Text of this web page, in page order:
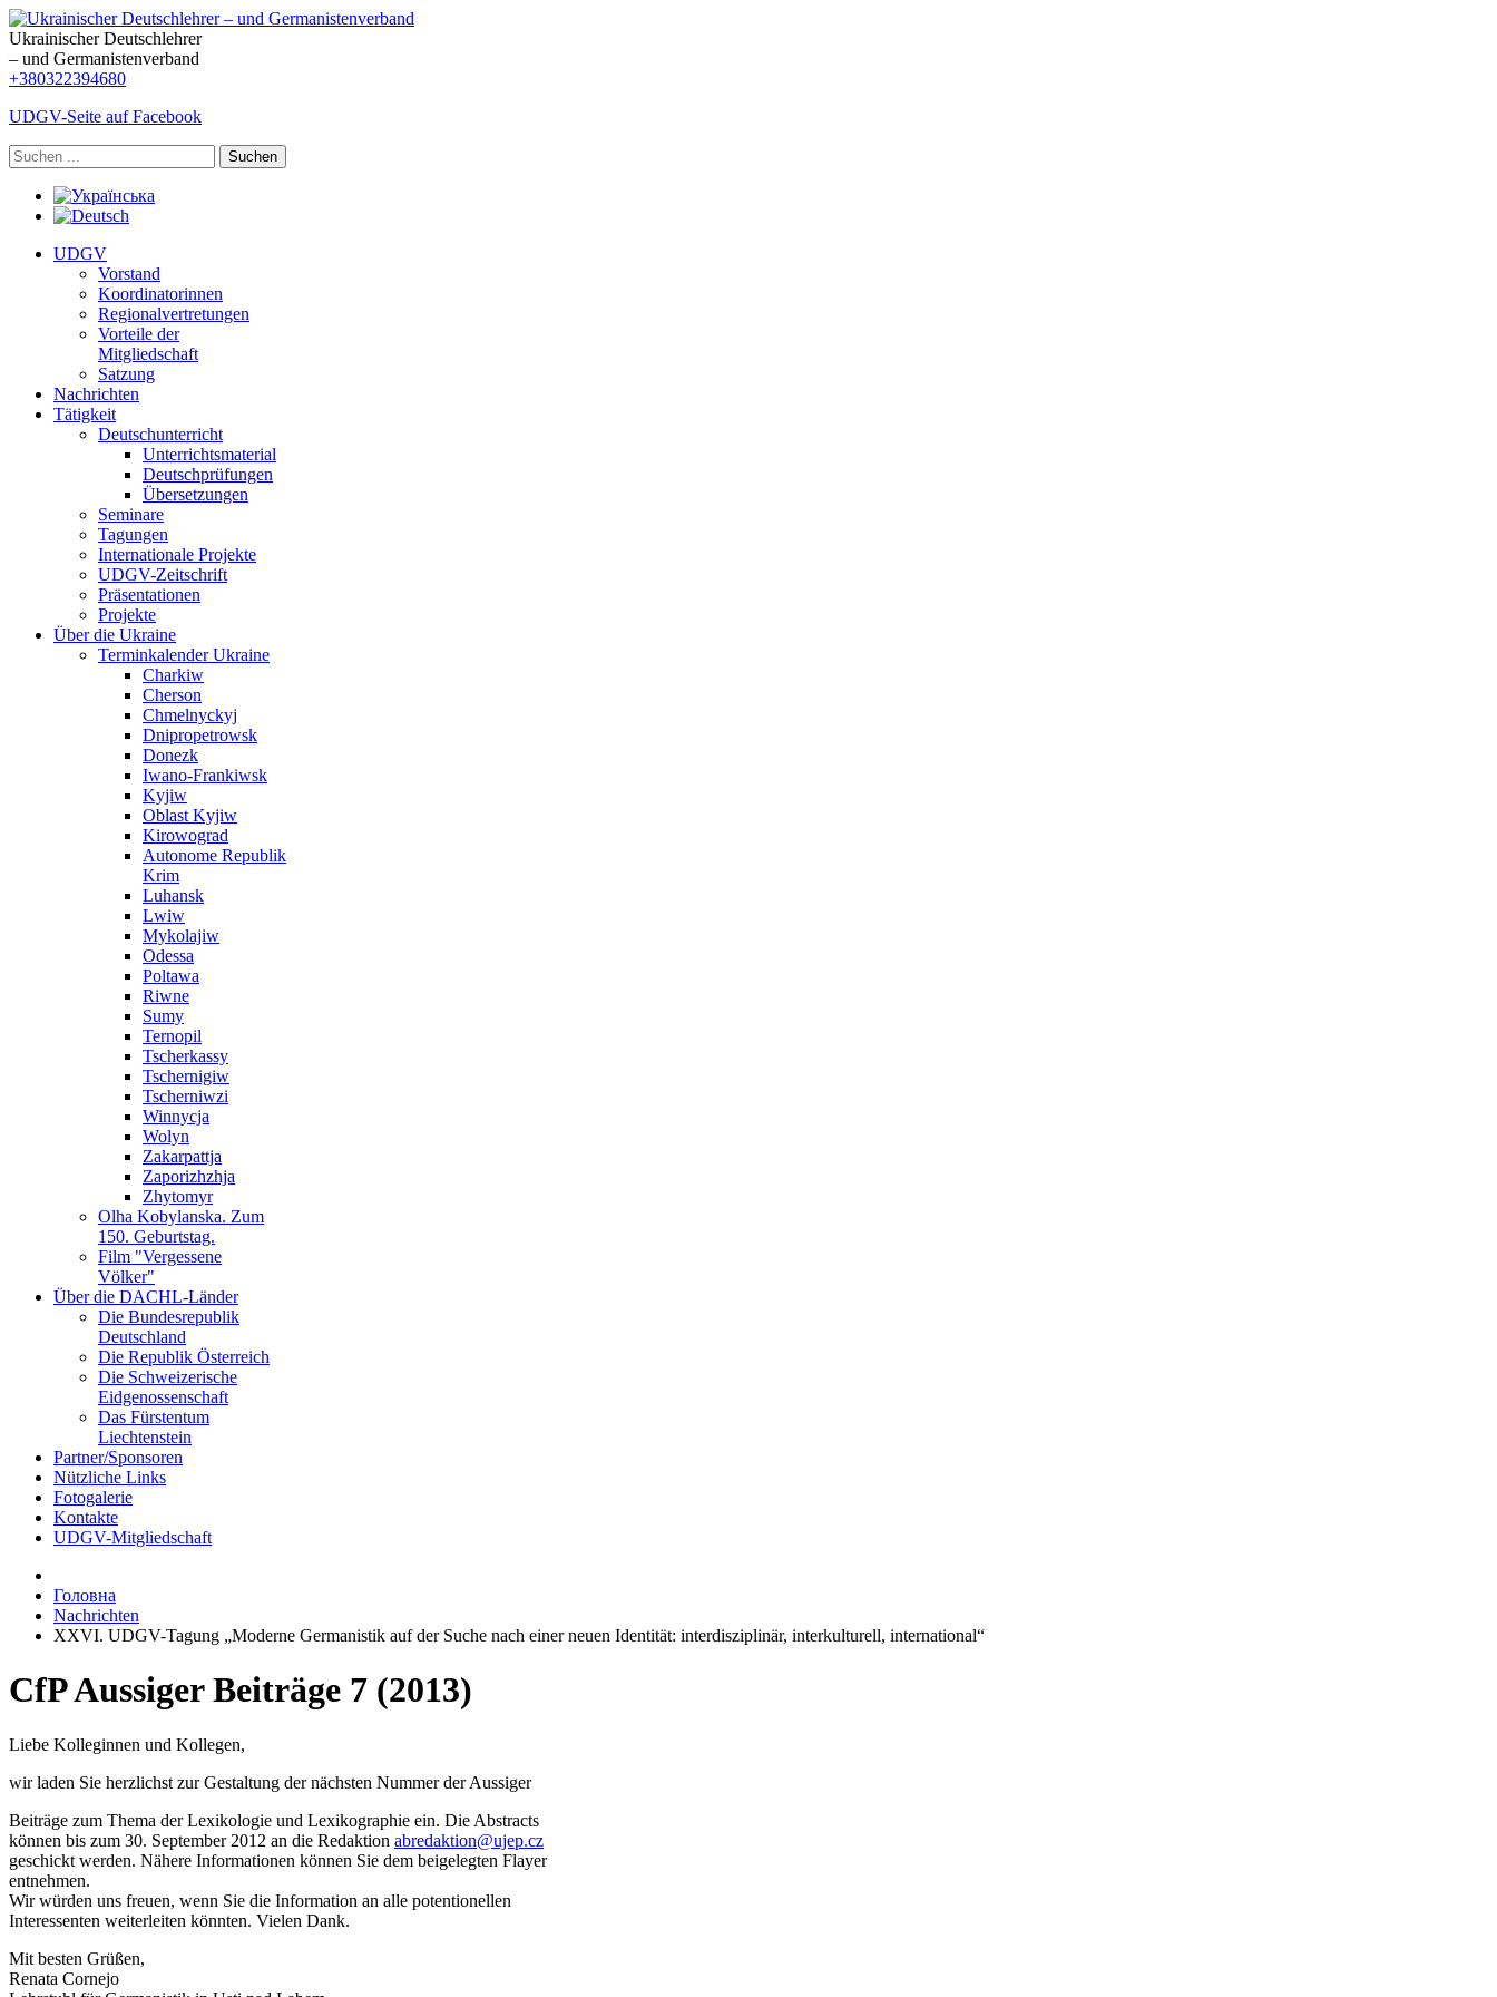
Ukrainischer Deutschlehrer
– und Germanistenverband
+380322394680
UDGV-Seite auf Facebook
Suchen
UDGV
Vorstand
Koordinatorinnen
Regionalvertretungen
Vorteile der
Mitgliedschaft
Satzung
Nachrichten
Tätigkeit
Deutschunterricht
Unterrichtsmaterial
Deutschprüfungen
Übersetzungen
Seminare
Tagungen
Internationale Projekte
UDGV-Zeitschrift
Präsentationen
Projekte
Über die Ukraine
Terminkalender Ukraine
Charkiw
Cherson
Chmelnyckyj
Dnipropetrowsk
Donezk
Iwano-Frankiwsk
Kyjiw
Oblast Kyjiw
Kirowograd
Autonome Republik
Krim
Luhansk
Lwiw
Mykolajiw
Odessa
Poltawa
Riwne
Sumy
Ternopil
Tscherkassy
Tschernigiw
Tscherniwzi
Winnycja
Wolyn
Zakarpattja
Zaporizhzhja
Zhytomyr
Olha Kobylanska. Zum
150. Geburtstag.
Film "Vergessene
Völker"
Über die DACHL-Länder
Die Bundesrepublik
Deutschland
Die Republik Österreich
Die Schweizerische
Eidgenossenschaft
Das Fürstentum
Liechtenstein
Partner/Sponsoren
Nützliche Links
Fotogalerie
Kontakte
UDGV-Mitgliedschaft
Головна
Nachrichten
XXVI. UDGV-Tagung „Moderne Germanistik auf der Suche nach einer neuen Identität: interdisziplinär, interkulturell, international“
CfP Aussiger Beiträge 7 (2013)
Liebe Kolleginnen und Kollegen,
wir laden Sie herzlichst zur Gestaltung der nächsten Nummer der Aussiger
Beiträge zum Thema der Lexikologie und Lexikographie ein. Die Abstracts
können bis zum 30. September 2012 an die Redaktion abredaktion@ujep.cz
geschickt werden. Nähere Informationen können Sie dem beigelegten Flayer
entnehmen.
Wir würden uns freuen, wenn Sie die Information an alle potentionellen
Interessenten weiterleiten könnten. Vielen Dank.
Mit besten Grüßen,
Renata Cornejo